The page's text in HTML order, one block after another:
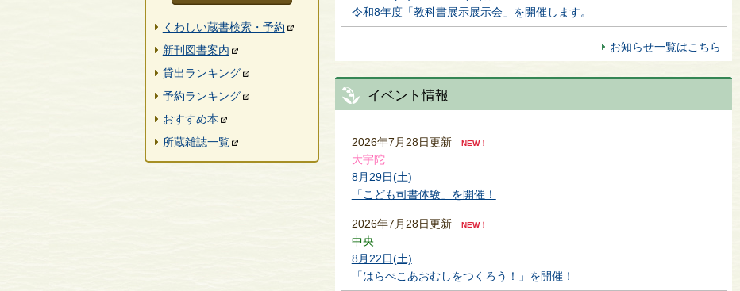
くわしい蔵書検索・予約
新刊図書案内
貸出ランキング
予約ランキング
おすすめ本
所蔵雑誌一覧
令和8年度「教科書展示展示会」を開催します。
お知らせ一覧はこちら
イベント情報
2026年7月28日更新 NEW！
大宇陀
8月29日(土)
「こども司書体験」を開催！
2026年7月28日更新 NEW！
中央
8月22日(土)
「はらぺこあおむしをつくろう！」を開催！